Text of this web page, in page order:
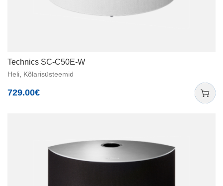
Technics SC-C50E-W
Heli, Kõlarisüsteemid
729.00€